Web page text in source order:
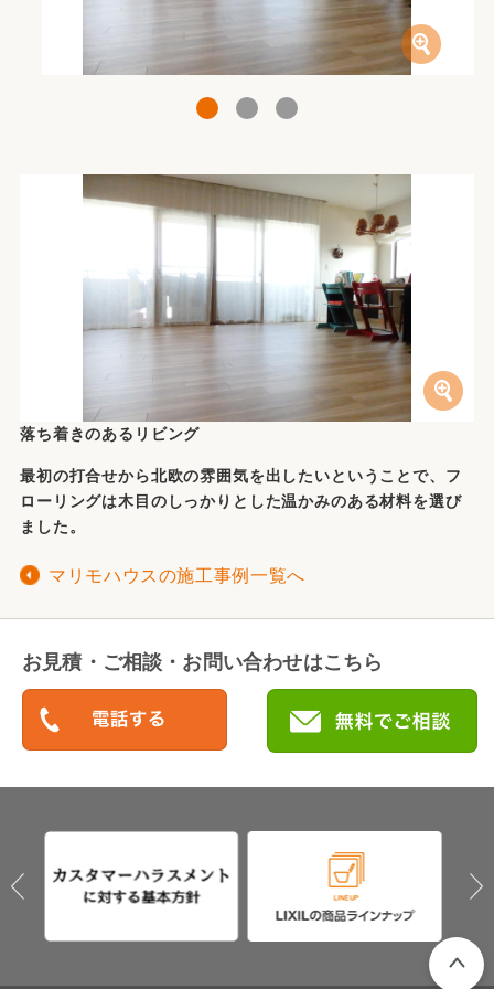
落ち着きのあるリビング
最初の打合せから北欧の雰囲気を出したいということで、フ
ローリングは木目のしっかりとした温かみのある材料を選び
ました。
マリモハウスの施工事例一覧へ
お見積・ご相談・お問い合わせはこちら